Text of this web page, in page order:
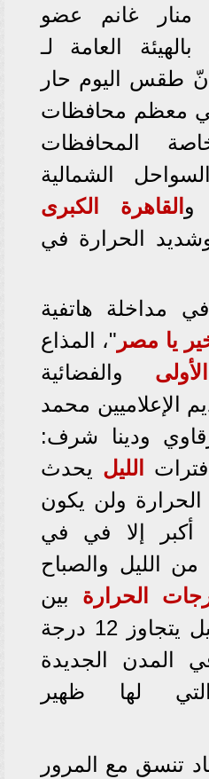
منار غانم عضو
بالهيئة العامة لـ
إنّ طقس اليوم حار
في معظم محافظات
المحافظات
الشمالية
و القاهرة الكبرى
الحرارة في
مداخلة هاتفية
يا مصر "، المذاع
والفضائية
الإعلاميين محمد
ودينا شرف:
الليل يحدث
ولن يكون
إلا في في
من الليل والصباح
الحرارة بين
فترتي النهار والليل يتجاوز 12 درجة
المدن الجديدة
لها ظهير
تنسق مع المرور